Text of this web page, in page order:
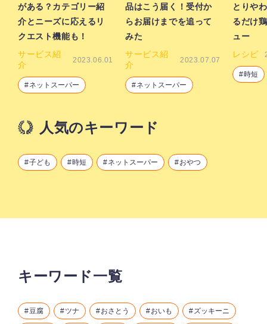
がある？カテゴリー紹
介とニーズに応えるリ
クエスト機能も！
サービス紹
介
2023.06.01
ネットスーパー
品はこう届く！受付か
らお届けまでを追って
みた
サービス紹
介
2023.07.07
ネットスーパー
とりや
るだけ
ュー
レシピ
時短
人気のキーワード
子ども 時短 ネットスーパー おやつ
キーワード一覧
豆腐 ツナ おさとう おいも ズッキーニ